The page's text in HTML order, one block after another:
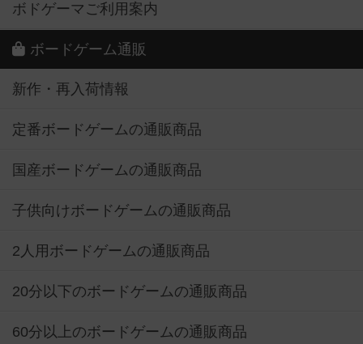
ボドゲーマご利用案内
ボードゲーム通販
新作・再入荷情報
定番ボードゲームの通販商品
国産ボードゲームの通販商品
子供向けボードゲームの通販商品
2人用ボードゲームの通販商品
20分以下のボードゲームの通販商品
60分以上のボードゲームの通販商品